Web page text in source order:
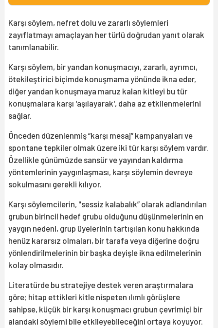
Karşı söylem, nefret dolu ve zararlı söylemleri
zayıflatmayı amaçlayan her türlü doğrudan yanıt olarak
tanımlanabilir.
Karşı söylem, bir yandan konuşmacıyı, zararlı, ayrımcı,
ötekileştirici biçimde konuşmama yönünde ikna eder,
diğer yandan konuşmaya maruz kalan kitleyi bu tür
konuşmalara karşı 'aşılayarak', daha az etkilenmelerini
sağlar.
Önceden düzenlenmiş “karşı mesaj” kampanyaları ve
spontane tepkiler olmak üzere iki tür karşı söylem vardır.
Özellikle günümüzde sansür ve yayından kaldırma
yöntemlerinin yaygınlaşması, karşı söylemin devreye
sokulmasını gerekli kılıyor.
Karşı söylemcilerin, "sessiz kalabalık” olarak adlandırılan
grubun birincil hedef grubu olduğunu düşünmelerinin en
yaygın nedeni, grup üyelerinin tartışılan konu hakkında
henüz kararsız olmaları, bir tarafa veya diğerine doğru
yönlendirilmelerinin bir başka deyişle ikna edilmelerinin
kolay olmasıdır.
Literatürde bu stratejiye destek veren araştırmalara
göre; hitap ettikleri kitle nispeten ılımlı görüşlere
sahipse, küçük bir karşı konuşmacı grubun çevrimiçi bir
alandaki söylemi bile etkileyebileceğini ortaya koyuyor.